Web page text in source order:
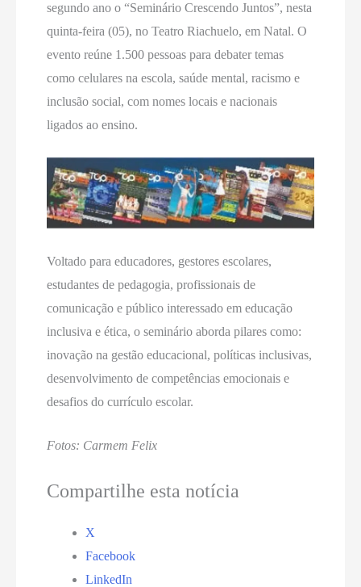
segundo ano o “Seminário Crescendo Juntos”, nesta
quinta-feira (05), no Teatro Riachuelo, em Natal. O
evento reúne 1.500 pessoas para debater temas
como celulares na escola, saúde mental, racismo e
inclusão social, com nomes locais e nacionais
ligados ao ensino.
Voltado para educadores, gestores escolares,
estudantes de pedagogia, profissionais de
comunicação e público interessado em educação
inclusiva e ética, o seminário aborda pilares como:
inovação na gestão educacional, políticas inclusivas,
desenvolvimento de competências emocionais e
desafios do currículo escolar.
Fotos: Carmem Felix
Compartilhe esta notícia
X
Facebook
LinkedIn